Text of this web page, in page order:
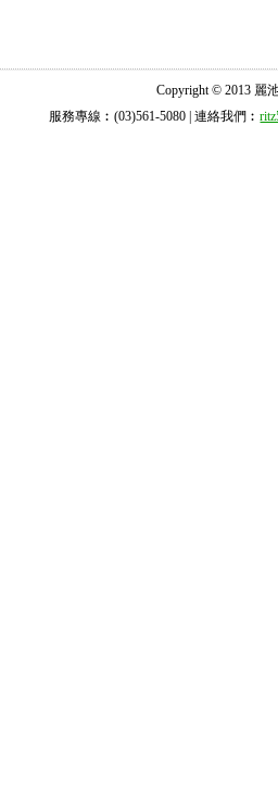
Copyright © 2013 麗
服務專線︰(03)561-5080 | 連絡我們︰